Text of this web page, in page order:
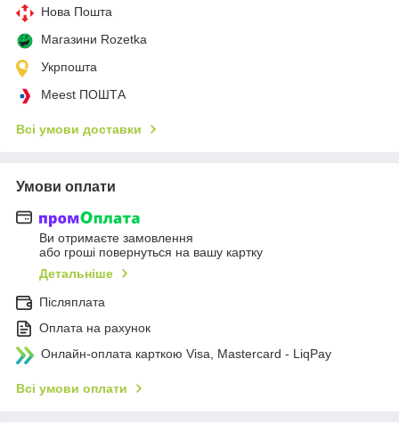
Нова Пошта
Магазини Rozetka
Укрпошта
Meest ПОШТА
Всі умови доставки
Умови оплати
Ви отримаєте замовлення
або гроші повернуться на вашу картку
Детальніше
Післяплата
Оплата на рахунок
Онлайн-оплата карткою Visa, Mastercard - LiqPay
Всі умови оплати